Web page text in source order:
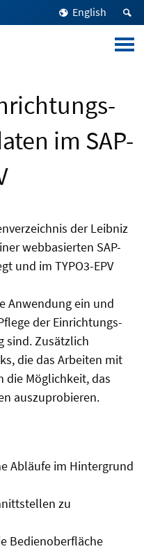
English
im SAP-
der Leibniz
webbasierten SAP-
und im TYPO3-EPV
Anwendung ein und
der Einrichtungs-
sind. Zusätzlich
die das Arbeiten mit
die Möglichkeit, das
auszuprobieren.
Abläufe im Hintergrund
zu
Bedienoberfläche